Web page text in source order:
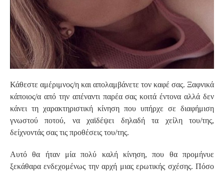
Κάθεστε αμέριμνος/η και απολαμβάνετε τον καφέ σας. Ξαφνικά
κάποιος/α από την απέναντι παρέα σας κοιτά έντονα αλλά δεν
κάνει τη χαρακτηριστική κίνηση που υπήρχε σε διαφήμιση
γνωστού ποτού, να χαϊδέψει δηλαδή τα χείλη του/της,
δείχνοντάς σας τις προθέσεις του/της.
Αυτό θα ήταν μία πολύ καλή κίνηση, που θα προμήνυε
ξεκάθαρα ενδεχομένως την αρχή μιας ερωτικής σχέσης. Πόσο